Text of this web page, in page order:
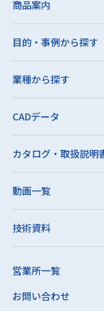
商品案内
目的・事例から探す
業種から探す
CADデータ
カタログ・取扱説明
動画一覧
技術資料
営業所一覧
お問い合わせ